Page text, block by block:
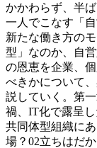
かかわらず、半
一人でこなす「
新たな働き方の
型」なのか、自
の恩恵を企業、
べきかについて
説していく。第
禍、IT化で露呈
共同体型組織に
場？02立ちはだ